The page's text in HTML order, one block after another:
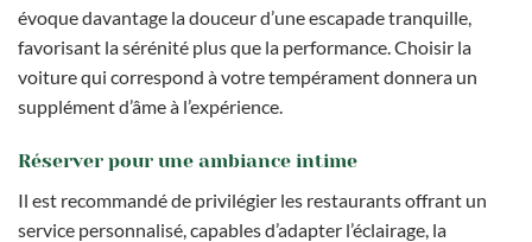
évoque davantage la douceur d’une escapade tranquille,
favorisant la sérénité plus que la performance. Choisir la
voiture qui correspond à votre tempérament donnera un
supplément d’âme à l’expérience.
Réserver pour une ambiance intime
Il est recommandé de privilégier les restaurants offrant un
service personnalisé, capables d’adapter l’éclairage, la